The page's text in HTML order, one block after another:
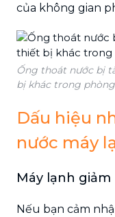
của không gian
Ống thoát nước bị
bị khác trong
Dấu hiệu
nước máy
Máy lạnh
Nếu bạn cảm